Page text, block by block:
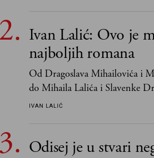
Ivan Lalić: Ovo je
najboljih romana
Od Dragoslava Mihailovića i
do Mihaila Lalića i Slavenke
IVAN LALIĆ
Odisej je u stvari